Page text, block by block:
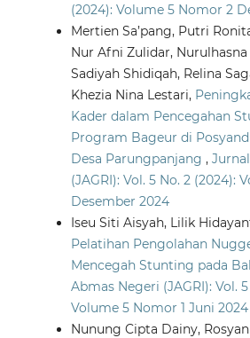
(2024): Volume 5 Nomor 2
Mertien Sa’pang, Putri
Nur Afni Zulidar, Nurulhasna
Sadiyah Shidiqah, Relina
Khezia Nina Lestari,
Kader dalam Pencegahan
Program Bageur di
Desa Parungpanjang ,
(JAGRI): Vol. 5 No. 2 (2024):
Desember 2024
Iseu Siti Aisyah, Lilik
Pelatihan Pengolahan
Mencegah Stunting pada
Abmas Negeri (JAGRI): Vol. 5
Volume 5 Nomor 1 Juni 2024
Nunung Cipta Dainy,